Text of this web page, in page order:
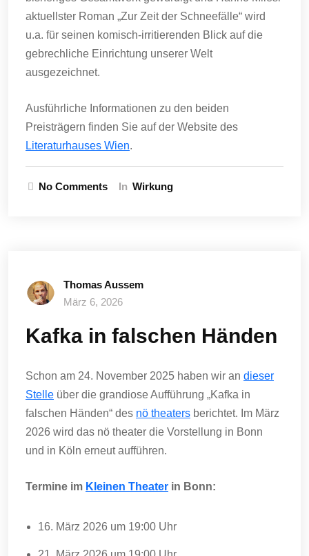
aktuellster Roman „Zur Zeit der Schneefälle“ wird
u.a. für seinen komisch-irritierenden Blick auf die
gebrechliche Einrichtung unserer Welt
ausgezeichnet.
Ausführliche Informationen zu den beiden
Preisträgern finden Sie auf der Website des
Literaturhauses Wien.
No Comments In Wirkung
Thomas Aussem
März 6, 2026
Kafka in falschen Händen
Schon am 24. November 2025 haben wir an dieser
Stelle über die grandiose Aufführung „Kafka in
falschen Händen“ des nö theaters berichtet. Im März
2026 wird das nö theater die Vorstellung in Bonn
und in Köln erneut aufführen.
Termine im Kleinen Theater in Bonn:
16. März 2026 um 19:00 Uhr